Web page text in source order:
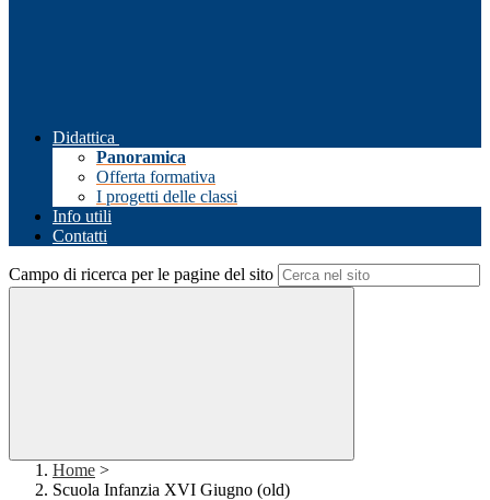
Didattica
Panoramica
Offerta formativa
I progetti delle classi
Info utili
Contatti
Campo di ricerca per le pagine del sito
Home >
Scuola Infanzia XVI Giugno (old)